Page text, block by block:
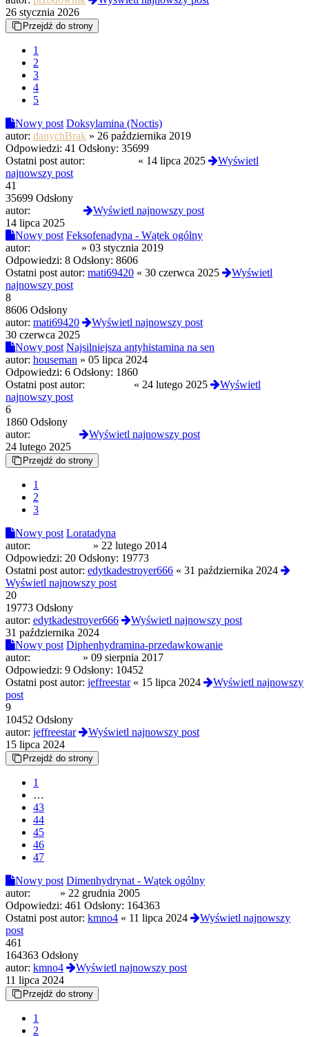
26 stycznia 2026
Przejdź do strony
1
2
3
4
5
Nowy post Doksylamina (Noctis)
autor: danychBrak » 26 października 2019
Odpowiedzi: 41 Odsłony: 35699
Ostatni post autor:
« 14 lipca 2025
Wyświetl
najnowszy post
41
35699 Odsłony
autor:
Wyświetl najnowszy post
14 lipca 2025
Nowy post Feksofenadyna - Wątek ogólny
autor:
» 03 stycznia 2019
Odpowiedzi: 8 Odsłony: 8606
Ostatni post autor: mati69420 « 30 czerwca 2025
Wyświetl
najnowszy post
8
8606 Odsłony
autor: mati69420
Wyświetl najnowszy post
30 czerwca 2025
Nowy post Najsilniejsza antyhistamina na sen
autor: houseman » 05 lipca 2024
Odpowiedzi: 6 Odsłony: 1860
Ostatni post autor:
« 24 lutego 2025
Wyświetl
najnowszy post
6
1860 Odsłony
autor:
Wyświetl najnowszy post
24 lutego 2025
Przejdź do strony
1
2
3
Nowy post Loratadyna
autor:
» 22 lutego 2014
Odpowiedzi: 20 Odsłony: 19773
Ostatni post autor: edytkadestroyer666 « 31 października 2024
Wyświetl najnowszy post
20
19773 Odsłony
autor: edytkadestroyer666
Wyświetl najnowszy post
31 października 2024
Nowy post Diphenhydramina-przedawkowanie
autor:
» 09 sierpnia 2017
Odpowiedzi: 9 Odsłony: 10452
Ostatni post autor: jeffreestar« 15 lipca 2024
Wyświetl najnowszy
post
9
10452 Odsłony
autor: jeffreestar
Wyświetl najnowszy post
15 lipca 2024
Przejdź do strony
1
…
43
44
45
46
47
Nowy post Dimenhydrynat - Wątek ogólny
autor:
» 22 grudnia 2005
Odpowiedzi: 461 Odsłony: 164363
Ostatni post autor: kmno4 « 11 lipca 2024
Wyświetl najnowszy
post
461
164363 Odsłony
autor: kmno4
Wyświetl najnowszy post
11 lipca 2024
Przejdź do strony
1
2